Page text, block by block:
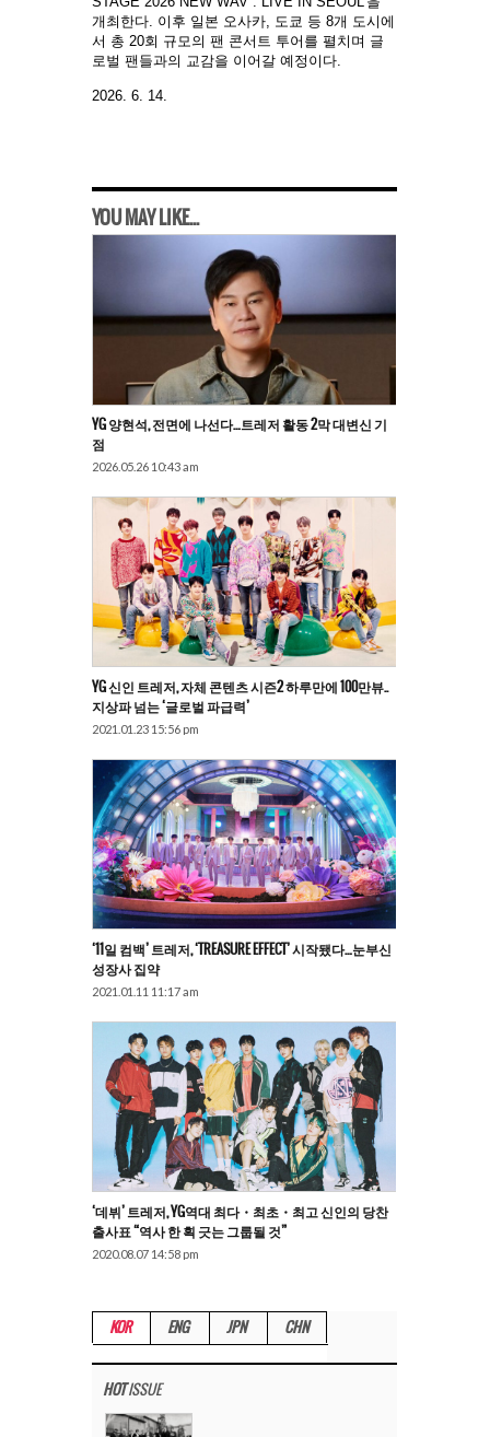
개최한다. 이후 일본 오사카, 도쿄 등 8개 도시에
서 총 20회 규모의 팬 콘서트 투어를 펼치며 글
로벌 팬들과의 교감을 이어갈 예정이다.
2026. 6. 14.
YOU MAY LIKE...
YG 양현석, 전면에 나선다…트레저 활동 2막 대변신 기
점
2026.05.26 10:43 am
YG 신인 트레저, 자체 콘텐츠 시즌2 하루만에 100만뷰..
지상파 넘는 ‘글로벌 파급력’
2021.01.23 15:56 pm
‘11일 컴백’ 트레저, ‘TREASURE EFFECT’ 시작됐다…눈부신
성장사 집약
2021.01.11 11:17 am
‘데뷔’ 트레저, YG역대 최다・최초・최고 신인의 당찬
출사표 “역사 한 획 긋는 그룹될 것”
2020.08.07 14:58 pm
KOR ENG JPN CHN
HOTISSUE